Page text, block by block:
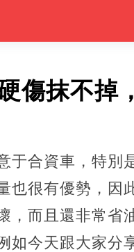
傷抹不掉
于合資車，特別
也很有優勢，因
，而且還非常省
今天跟大家分